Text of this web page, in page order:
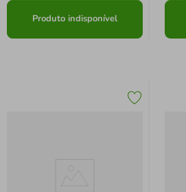
Produto indisponível